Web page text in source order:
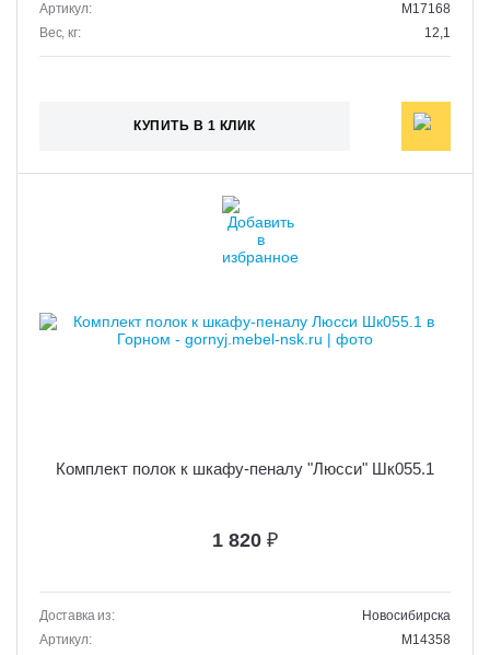
Артикул:
M17168
Вес, кг:
12,1
КУПИТЬ В 1 КЛИК
Комплект полок к шкафу-пеналу "Люсси" Шк055.1
1 820 ₽
Доставка из:
Новосибирска
Артикул:
M14358